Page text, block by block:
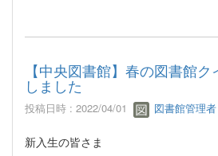
【中央図書館】春の図書館
しました
投稿日時 : 2022/04/01 図書館管理者
新入生の皆さま